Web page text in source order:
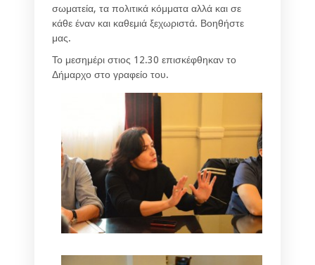
σωματεία, τα πολιτικά κόμματα αλλά και σε
κάθε έναν και καθεμιά ξεχωριστά. Βοηθήστε
μας.
Το μεσημέρι στιος 12.30 επισκέφθηκαν το
Δήμαρχο στο γραφείο του.